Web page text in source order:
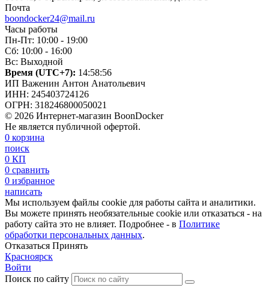
Почта
boondocker24@mail.ru
Часы работы
Пн-Пт: 10:00 - 19:00
Сб: 10:00 - 16:00
Вс: Выходной
Время (UTC+7): 14:58:57
ИП Важенин Антон Анатольевич
ИНН: 245403724126
ОГРН: 318246800050021
© 2026 Интернет-магазин BoonDocker
Не является публичной офертой.
0 корзина
поиск
0 КП
0 сравнить
0 избранное
написать
Мы используем файлы cookie для работы сайта и аналитики.
Вы можете принять необязательные cookie или отказаться - на
работу сайта это не влияет. Подробнее - в Политике
обработки персональных данных.
Отказаться Принять
Красноярск
Войти
Поиск по сайту